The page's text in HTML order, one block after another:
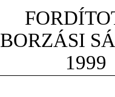
BORZÁSI
1999